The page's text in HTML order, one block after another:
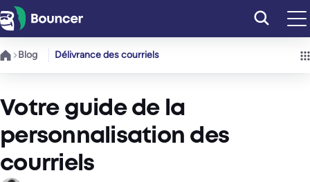
Aller
au
contenu
Blog Délivrance des courriels
Votre guide de la
personnalisation des
courriels